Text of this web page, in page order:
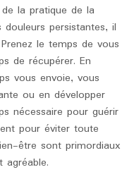
la pratique de la
persistantes, il
le temps de vous
de récupérer. En
vous envoie, vous
ou en développer
nécessaire pour guérir
pour éviter toute
être sont primordiaux